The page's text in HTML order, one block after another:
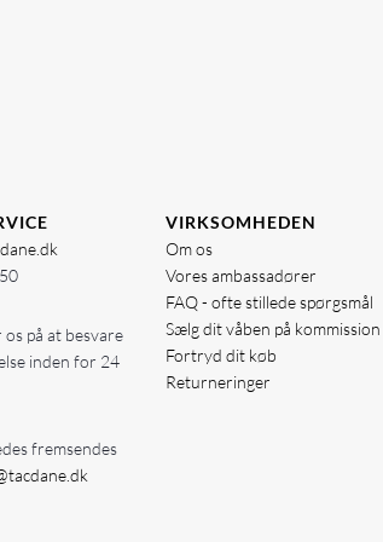
på at besvare
inden for 24
fremsendes
VIRKSOMHEDEN
Om os
Vores ambassadører
FAQ - ofte stillede spørgsmål
Sælg dit våben på kommission
Fortryd dit køb
Returneringer